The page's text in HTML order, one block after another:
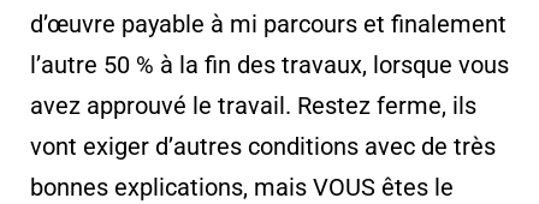
d’œuvre payable à mi parcours et finalement
l’autre 50 % à la fin des travaux, lorsque vous
avez approuvé le travail. Restez ferme, ils
vont exiger d’autres conditions avec de très
bonnes explications, mais VOUS êtes le